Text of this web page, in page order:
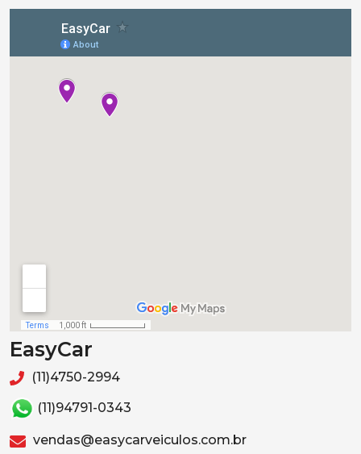
EasyCar
(11)4750-2994
(11)94791-0343
vendas@easycarveiculos.com.br